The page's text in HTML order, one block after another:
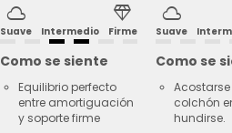
cloud
Suave Intermedio
diamond
Firme
Como se siente
Equilibrio perfecto
entre amortiguación
y soporte firme
cloud
Suave
Como se
colchón
hundirse.